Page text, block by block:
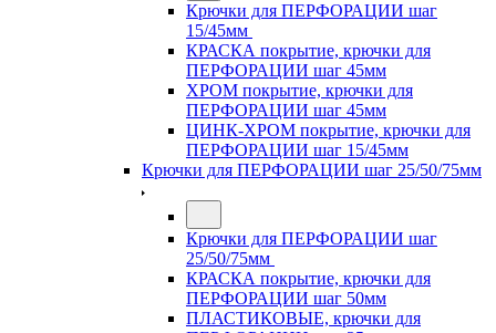
Крючки для ПЕРФОРАЦИИ шаг
15/45мм
КРАСКА покрытие, крючки для
ПЕРФОРАЦИИ шаг 45мм
ХРОМ покрытие, крючки для
ПЕРФОРАЦИИ шаг 45мм
ЦИНК-ХРОМ покрытие, крючки для
ПЕРФОРАЦИИ шаг 15/45мм
Крючки для ПЕРФОРАЦИИ шаг 25/50/75мм
Крючки для ПЕРФОРАЦИИ шаг
25/50/75мм
КРАСКА покрытие, крючки для
ПЕРФОРАЦИИ шаг 50мм
ПЛАСТИКОВЫЕ, крючки для